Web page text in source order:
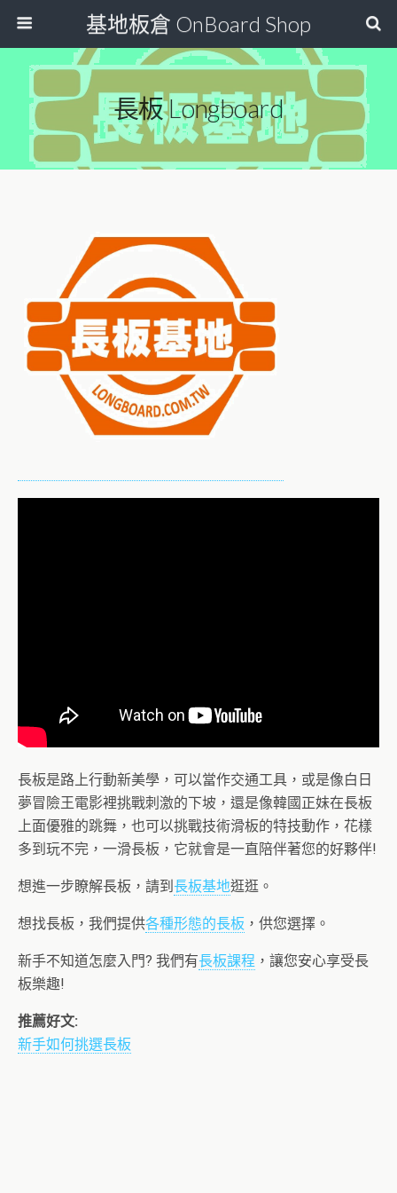
基地板倉 OnBoard Shop
長板 Longboard
長板是路上行動新美學，可以當作交通工具，或是像白日
夢冒險王電影裡挑戰刺激的下坡，還是像韓國正妹在長板
上面優雅的跳舞，也可以挑戰技術滑板的特技動作，花樣
多到玩不完，一滑長板，它就會是一直陪伴著您的好夥伴!
想進一步瞭解長板，請到 長板基地逛逛。
想找長板，我們提供各種形態的長板 ，供您選擇。
新手不知道怎麼入門? 我們有長板課程 ，讓您安心享受長
板樂趣!
推薦好文:
新手如何挑選長板